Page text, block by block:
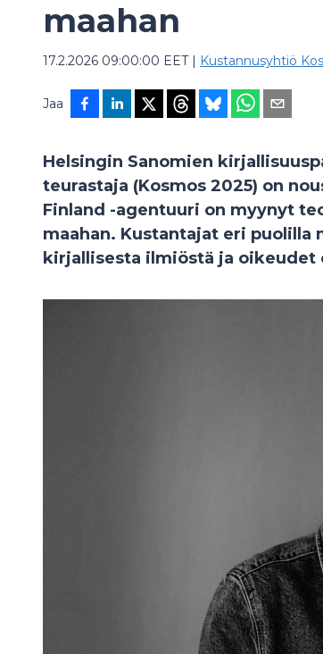
maahan
17.2.2026 09:00:00 EET| Kustannusyhtiö
Jaa
Helsingin Sanomien
teurastaja (Kosmos 2025) on
Finland -agentuuri on myynyt
maahan. Kustantajat eri puolilla
kirjallisesta ilmiöstä ja